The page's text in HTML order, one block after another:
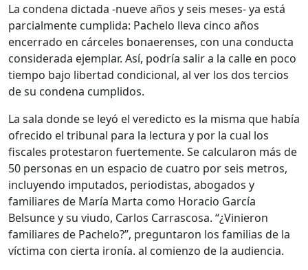
La condena dictada -nueve años y seis meses- ya está
parcialmente cumplida: Pachelo lleva cinco años
encerrado en cárceles bonaerenses, con una conducta
considerada ejemplar. Así, podría salir a la calle en poco
tiempo bajo libertad condicional, al ver los dos tercios
de su condena cumplidos.
La sala donde se leyó el veredicto es la misma que había
ofrecido el tribunal para la lectura y por la cual los
fiscales protestaron fuertemente. Se calcularon más de
50 personas en un espacio de cuatro por seis metros,
incluyendo imputados, periodistas, abogados y
familiares de María Marta como Horacio García
Belsunce y su viudo, Carlos Carrascosa. “¿Vinieron
familiares de Pachelo?”, preguntaron los familias de la
víctima con cierta ironía. al comienzo de la audiencia.